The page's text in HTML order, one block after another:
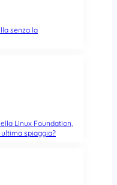
senza la
Linux Foundation,
spiaggia?